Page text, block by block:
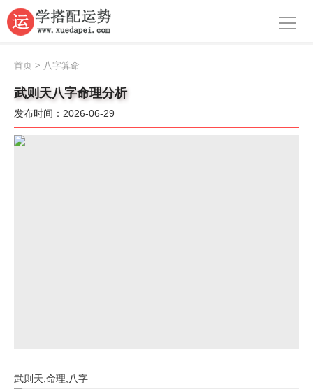
导航
周公解梦
生肖运势
八字算命
首页 > 八字算命
武则天八字命理分析
发布时间：2026-06-29
武则天,命理,八字